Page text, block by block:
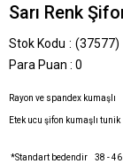
Sarı Renk
Stok Kodu
(37577)
Para Puan : 0
Rayon ve spandex kumaşlı
Etek ucu şifon kumaşlı tunik
*Standart bedendir 38 -